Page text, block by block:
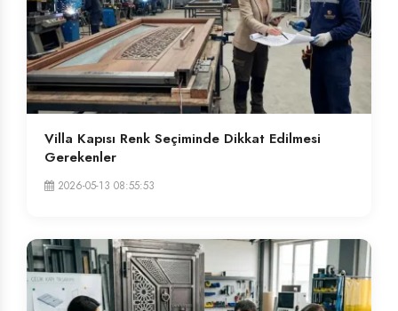
Villa Kapısı Renk Seçiminde Dikkat Edilmesi
Gerekenler
2026-05-13 08:55:53